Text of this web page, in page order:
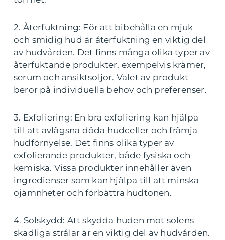
2. Återfuktning: För att bibehålla en mjuk
och smidig hud är återfuktning en viktig del
av hudvården. Det finns många olika typer av
återfuktande produkter, exempelvis krämer,
serum och ansiktsoljor. Valet av produkt
beror på individuella behov och preferenser.
3. Exfoliering: En bra exfoliering kan hjälpa
till att avlägsna döda hudceller och främja
hudförnyelse. Det finns olika typer av
exfolierande produkter, både fysiska och
kemiska. Vissa produkter innehåller även
ingredienser som kan hjälpa till att minska
ojämnheter och förbättra hudtonen.
4. Solskydd: Att skydda huden mot solens
skadliga strålar är en viktig del av hudvården.